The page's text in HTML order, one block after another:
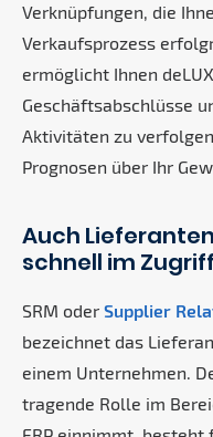
Verknüpfungen, die
Verkaufsprozess
ermöglicht Ihnen
Geschäftsabschlüsse
Aktivitäten zu
Prognosen über Ihr
Auch
schnell im Zugriff
SRM oder Supplier
bezeichnet das
einem Unternehmen.
tragende Rolle im